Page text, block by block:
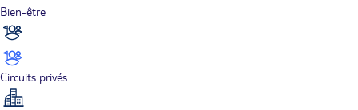
Bien-être
Circuits privés